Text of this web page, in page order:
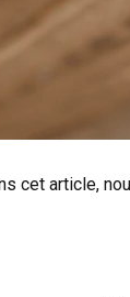
cet article,